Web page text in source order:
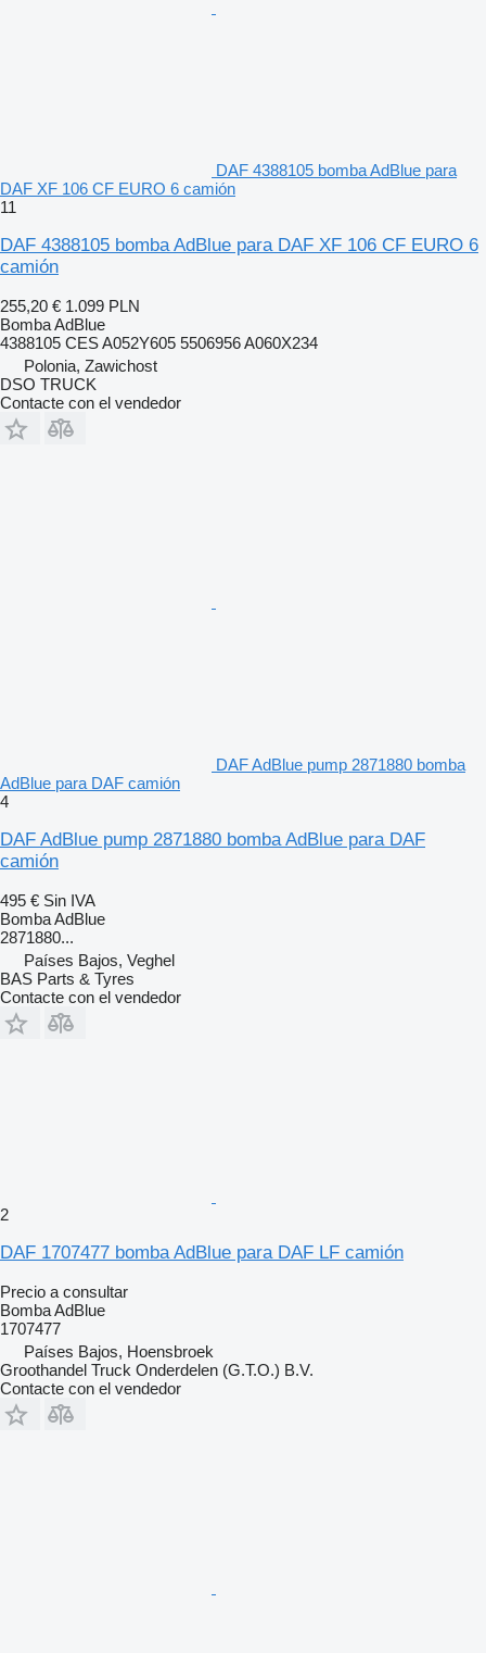
DAF 4388105 bomba AdBlue para
DAF XF 106 CF EURO 6 camión
11
DAF 4388105 bomba AdBlue para DAF XF 106 CF EURO 6
camión
255,20 € 1.099 PLN
Bomba AdBlue
4388105 CES A052Y605 5506956 A060X234
Polonia, Zawichost
DSO TRUCK
Contacte con el vendedor
DAF AdBlue pump 2871880 bomba
AdBlue para DAF camión
4
DAF AdBlue pump 2871880 bomba AdBlue para DAF
camión
495 € Sin IVA
Bomba AdBlue
2871880...
Países Bajos, Veghel
BAS Parts & Tyres
Contacte con el vendedor
2
DAF 1707477 bomba AdBlue para DAF LF camión
Precio a consultar
Bomba AdBlue
1707477
Países Bajos, Hoensbroek
Groothandel Truck Onderdelen (G.T.O.) B.V.
Contacte con el vendedor